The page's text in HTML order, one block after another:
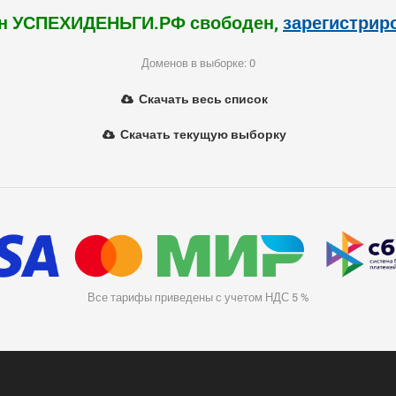
УСПЕХИДЕНЬГИ.РФ свободен,
Доменов в выборке: 0
Скачать весь список
Скачать текущую выборку
Все тарифы приведены с учетом НДС 5 %